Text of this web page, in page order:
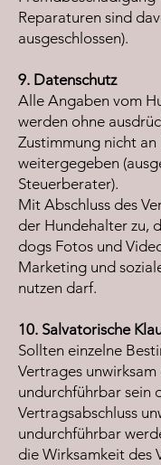
Reparaturen sind
ausgeschlossen).
9. Datenschutz
Alle Angaben vom
werden ohne
Zustimmung nicht
weitergegeben
Steuerberater).
Mit Abschluss des
der Hundehalter zu,
dogs Fotos und
Marketing und
nutzen darf.
10. Salvatorische
Sollten einzelne
Vertrages
undurchführbar sein
Vertragsabschluss
undurchführbar
die Wirksamkeit des